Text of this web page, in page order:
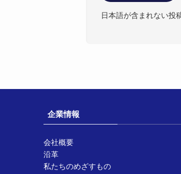
日本語が含まれない投
企業情報
会社概要
沿革
私たちのめざすもの